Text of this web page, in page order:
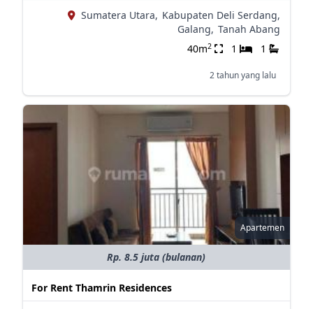
Sumatera Utara, Kabupaten Deli Serdang,
Galang, Tanah Abang
40m2 1 1
2 tahun yang lalu
Apartemen
Rp. 8.5 juta (bulanan)
For Rent Thamrin Residences